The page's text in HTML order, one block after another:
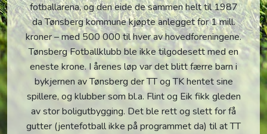
fotballarena, og den eide de sammen helt til 1987
da Tønsberg kommune kjøpte anlegget for 1 mill.
kroner – med 500 000 til hver av hovedforeningene.
Tønsberg Fotballklubb ble ikke tilgodesett med en
eneste krone. I årenes løp var det blitt færre barn i
bykjernen av Tønsberg der TT og TK hentet sine
spillere, og klubber som bl.a. Flint og Eik fikk gleden
av stor boligutbygging. Det ble rett og slett for få
gutter (jentefotball ikke på programmet da) til at TT